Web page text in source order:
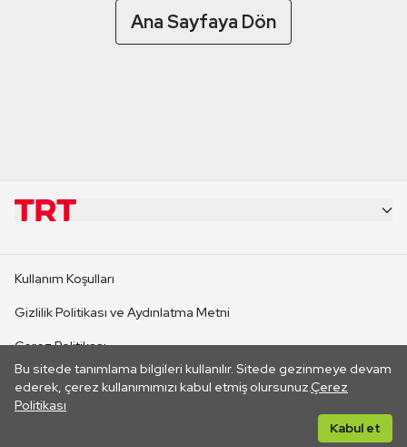
Ana Sayfaya Dön
Bu sitede tanımlama bilgileri kullanılır. Sitede gezinmeye devam
ederek, çerez kullanımımızı kabul etmiş olursunuz.Çerez
Politikası
Kabul et
CANLI YAYINLAR
Kullanım Koşulları
Gizlilik Politikası ve Aydınlatma Metni
Çerez Politikası
İletişim
Her hakkı saklıdır. ©2026 TRT. Bağlantı yoluyla gidilen dış